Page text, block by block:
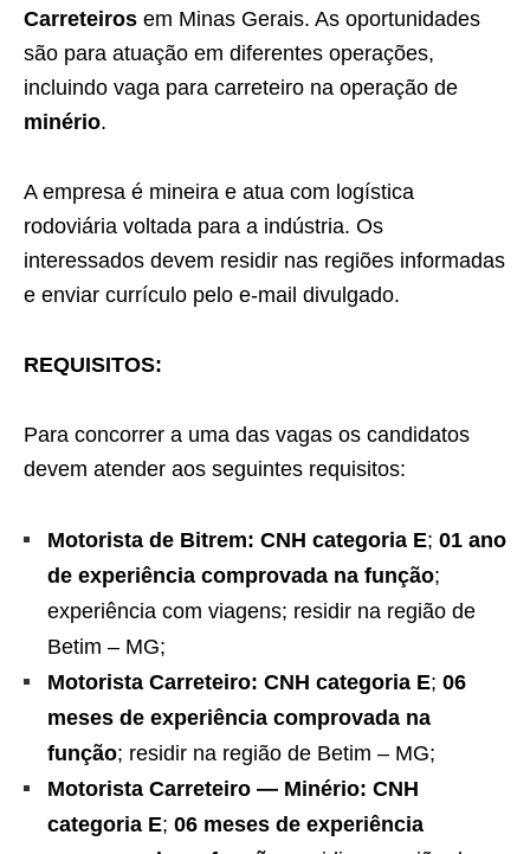
Carreteiros em Minas Gerais. As oportunidades
são para atuação em diferentes operações,
incluindo vaga para carreteiro na operação de
minério.
A empresa é mineira e atua com logística
rodoviária voltada para a indústria. Os
interessados devem residir nas regiões informadas
e enviar currículo pelo e-mail divulgado.
REQUISITOS:
Para concorrer a uma das vagas os candidatos
devem atender aos seguintes requisitos:
Motorista de Bitrem: CNH categoria E; 01 ano
de experiência comprovada na função;
experiência com viagens; residir na região de
Betim – MG;
Motorista Carreteiro: CNH categoria E; 06
meses de experiência comprovada na
função; residir na região de Betim – MG;
Motorista Carreteiro — Minério: CNH
categoria E; 06 meses de experiência